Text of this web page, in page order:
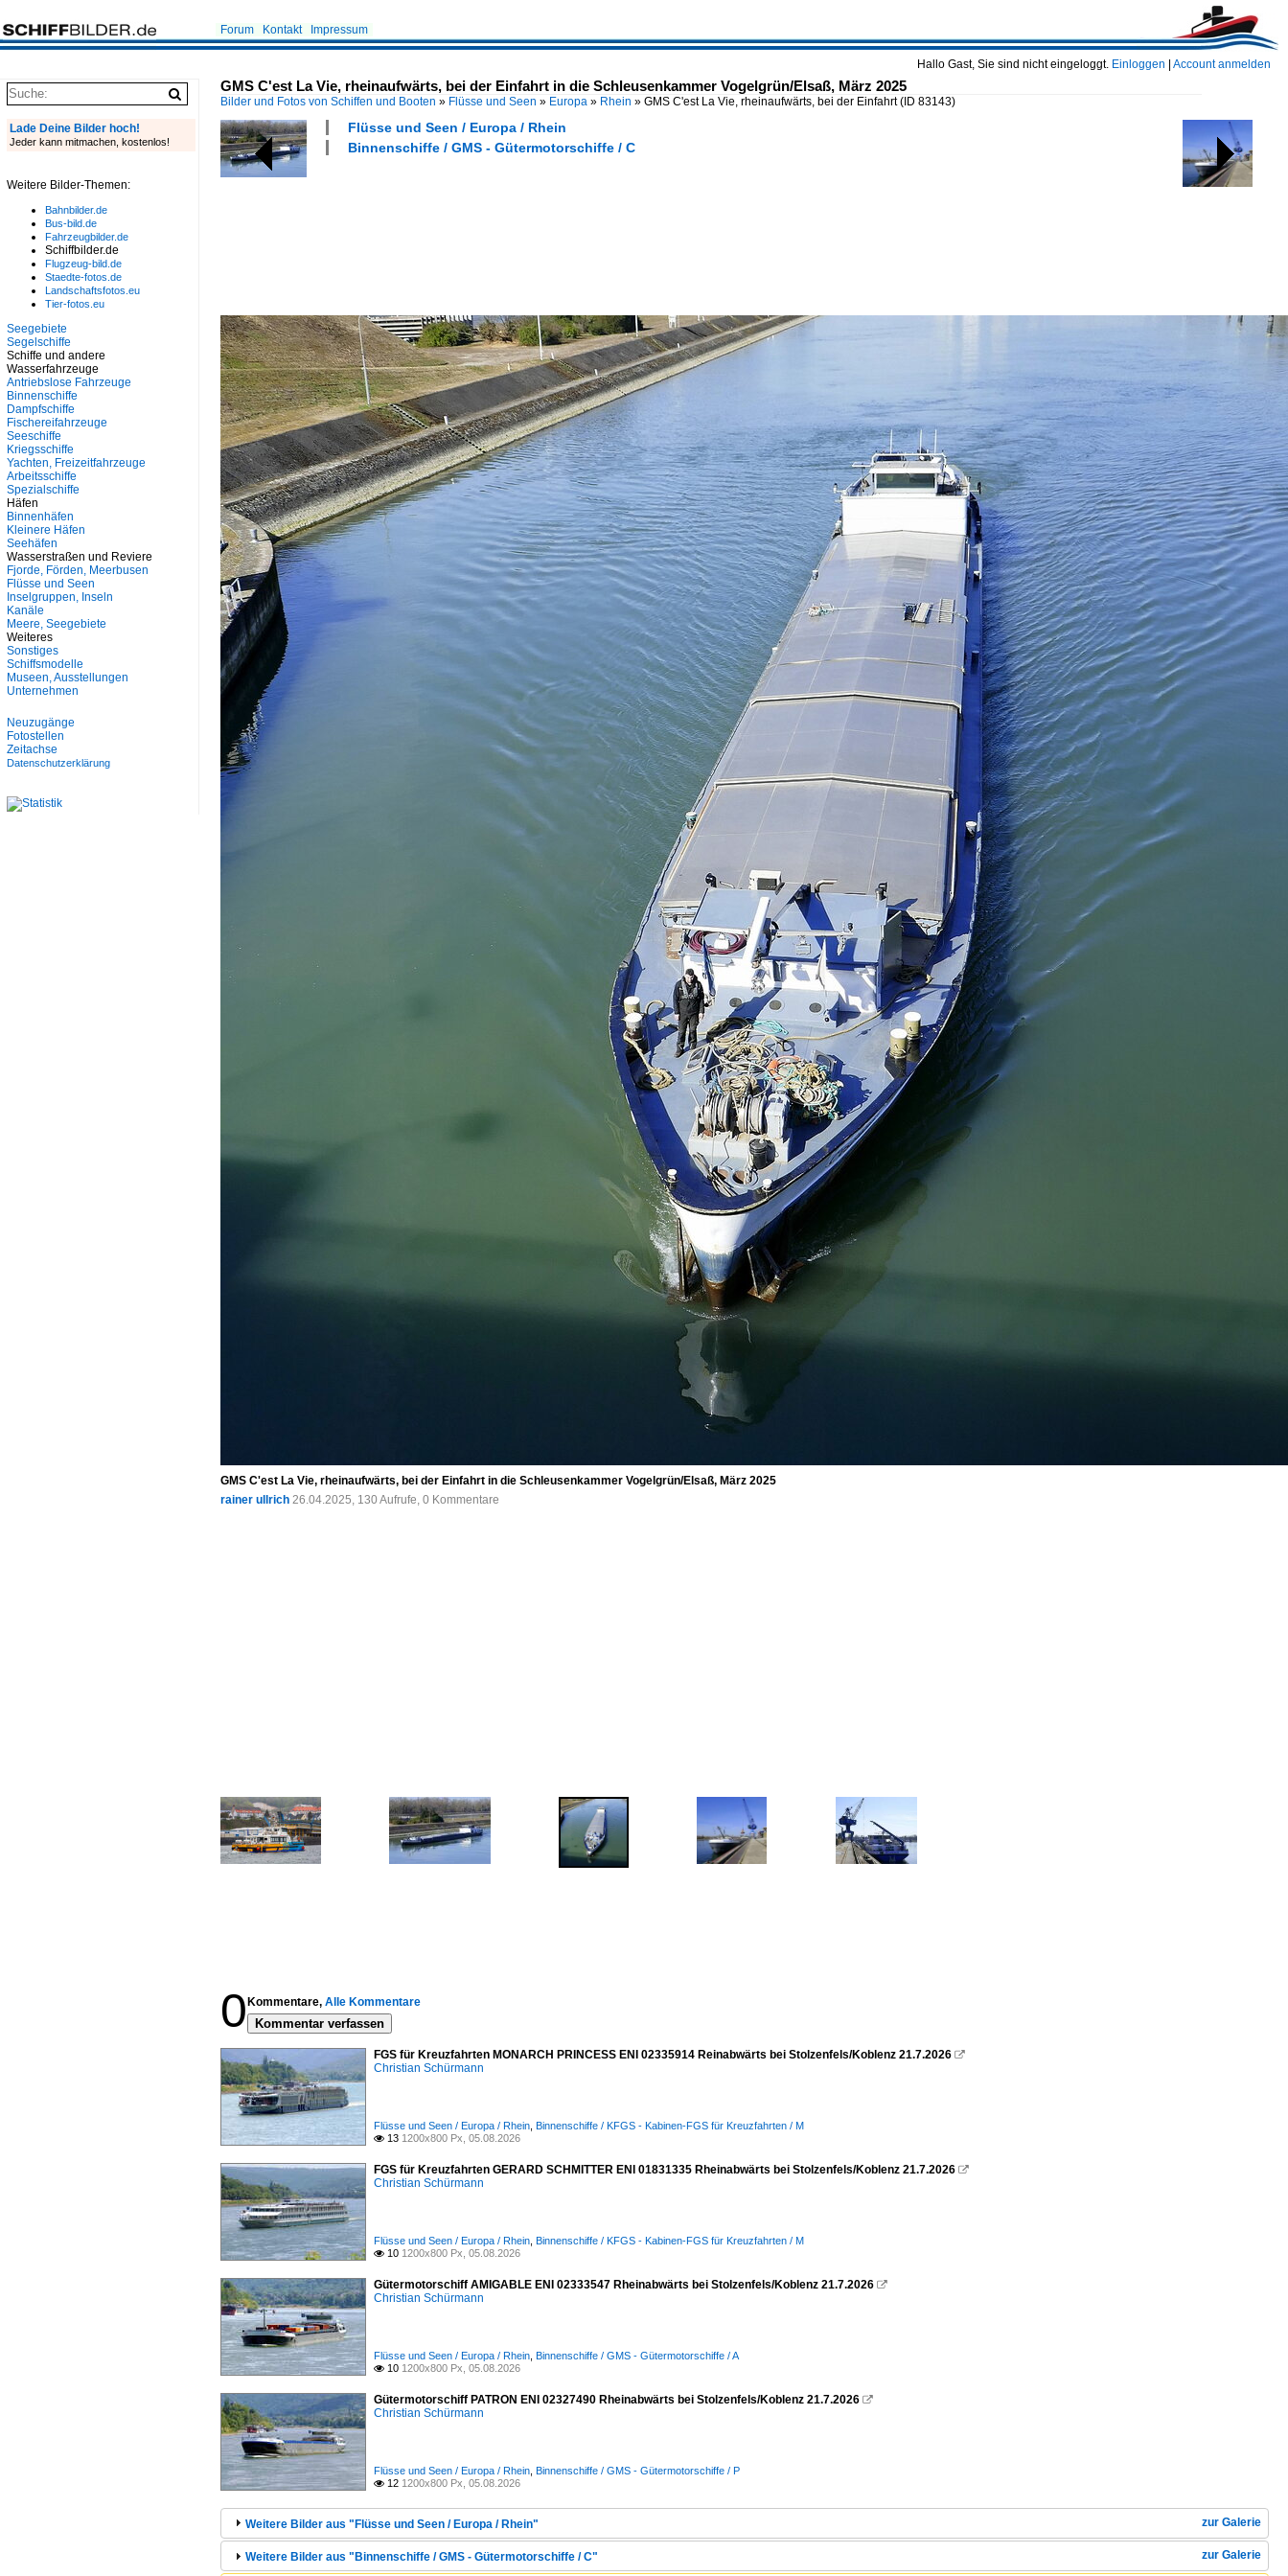
Hallo Gast, Sie sind nicht eingeloggt. Einloggen Account anmelden
Forum Kontakt Impressum
GMS C'est La Vie, rheinaufwärts, bei der Einfahrt in die Schleusenkammer Vogelgrün/Elsaß, März 2025
Bilder und Fotos von Schiffen und Booten » Flüsse und Seen » Europa » Rhein » GMS C'est La Vie, rheinaufwärts, bei der Einfahrt(ID 83143)
Flüsse und Seen / Europa / Rhein
Binnenschiffe / GMS - Gütermotorschiffe / C
GMS C'est La Vie, rheinaufwärts, bei der Einfahrt in die Schleusenkammer Vogelgrün/Elsaß, März 2025
rainer ullrich 26.04.2025, 130 Aufrufe, 0 Kommentare
0 Kommentare, Alle Kommentare
Kommentar verfassen
FGS für Kreuzfahrten MONARCH PRINCESS ENI 02335914 Reinabwärts bei Stolzenfels/Koblenz 21.7.2026 
Christian Schürmann
Flüsse und Seen / Europa / Rhein Binnenschiffe / KFGS - Kabinen-FGS für Kreuzfahrten / M
 13 1200x800 Px, 05.08.2026
FGS für Kreuzfahrten GERARD SCHMITTER ENI 01831335 Rheinabwärts bei Stolzenfels/Koblenz 21.7.2026 
Christian Schürmann
Flüsse und Seen / Europa / Rhein Binnenschiffe / KFGS - Kabinen-FGS für Kreuzfahrten / M
 10 1200x800 Px, 05.08.2026
Gütermotorschiff AMIGABLE ENI 02333547 Rheinabwärts bei Stolzenfels/Koblenz 21.7.2026 
Christian Schürmann
Flüsse und Seen / Europa / Rhein Binnenschiffe / GMS - Gütermotorschiffe / A
 10 1200x800 Px, 05.08.2026
Gütermotorschiff PATRON ENI 02327490 Rheinabwärts bei Stolzenfels/Koblenz 21.7.2026 
Christian Schürmann
Flüsse und Seen / Europa / Rhein Binnenschiffe / GMS - Gütermotorschiffe / P
 12 1200x800 Px, 05.08.2026
zur Galerie
Weitere Bilder aus "Flüsse und Seen / Europa / Rhein"
zur Galerie
Weitere Bilder aus "Binnenschiffe / GMS - Gütermotorschiffe / C"
Lade Deine Bilder hoch!
Jeder kann mitmachen, kostenlos!
Weitere Bilder-Themen:
Bahnbilder.de
Bus-bild.de
Fahrzeugbilder.de
Schiffbilder.de
Flugzeug-bild.de
Staedte-fotos.de
Landschaftsfotos.eu
Tier-fotos.eu
Seegebiete
Segelschiffe
Schiffe und andere
Wasserfahrzeuge
Antriebslose Fahrzeuge
Binnenschiffe
Dampfschiffe
Fischereifahrzeuge
Seeschiffe
Kriegsschiffe
Yachten, Freizeitfahrzeuge
Arbeitsschiffe
Spezialschiffe
Häfen
Binnenhäfen
Kleinere Häfen
Seehäfen
Wasserstraßen und Reviere
Fjorde, Förden, Meerbusen
Flüsse und Seen
Inselgruppen, Inseln
Kanäle
Meere, Seegebiete
Weiteres
Sonstiges
Schiffsmodelle
Museen, Ausstellungen
Unternehmen
Neuzugänge
Fotostellen
Zeitachse
Datenschutzerklärung